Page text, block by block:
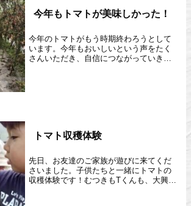
今年もトマトが美味しかった！
今年のトマトがもう時期終わろうとして
います。今年もおいしいという声をたく
さんいただき、自信につながっていきま
トマト収穫体験
先日、お友達のご家族が遊びに来てくだ
さいました。子供たちと一緒にトマトの
収穫体験です！むつきもTくんも、大興